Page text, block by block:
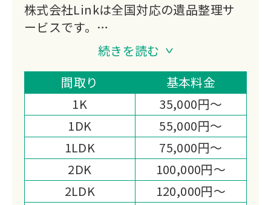
株式会社Linkは全国対応の遺品整理サ
ービスです。
遺品整理・生前整理・特殊清掃・ゴミ屋
敷片付け・不用品回収など幅広く対応。
遺品整理士在籍で買取も同時に行い、業
界最安値に挑戦中です。
続きを読む
間取り
基本料金
1K
35,000円～
1DK
55,000円～
1LDK
75,000円～
2DK
100,000円～
2LDK
120,000円～